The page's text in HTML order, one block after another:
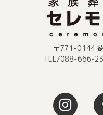
〒771-0144
TEL/088-666-